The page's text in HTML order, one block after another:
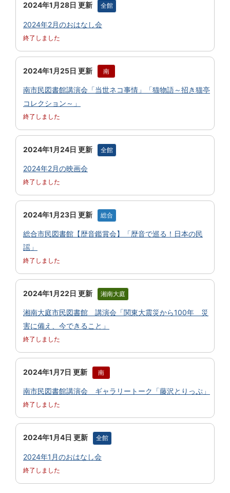
2024年1月28日 更新 全館
2024年2月のおはなし会
終了しました
2024年1月25日 更新 南
南市民図書館講演会「当世ネコ事情」「猫物語～招き猫亭
コレクション～」
終了しました
2024年1月24日 更新 全館
2024年2月の映画会
終了しました
2024年1月23日 更新 総合
総合市民図書館【歴音鑑賞会】「歴音で巡る！日本の民
謡」
終了しました
2024年1月22日 更新 湘南大庭
湘南大庭市民図書館 講演会「関東大震災から100年 災
害に備え、今できること」
終了しました
2024年1月7日 更新 南
南市民図書館講演会 ギャラリートーク「藤沢とりっぷ」
終了しました
2024年1月4日 更新 全館
2024年1月のおはなし会
終了しました